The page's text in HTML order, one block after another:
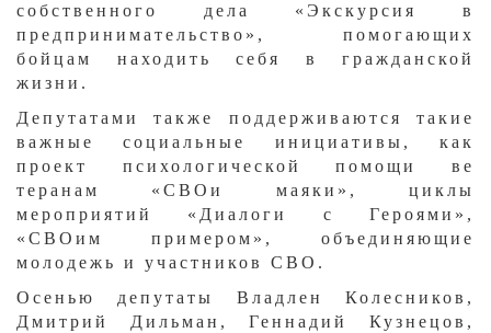
собственного дела «Экскурсия в
предпринимательство», помогающих
бойцам находить себя в гражданской
жизни.
Депутатами также поддерживаются такие
важные социальные инициативы, как
проект психологической помощи ве
теранам «СВОи маяки», циклы
мероприятий «Диалоги с Героями»,
«СВОим примером», объединяющие
молодежь и участников СВО.
Осенью депутаты Владлен Колесников,
Дмитрий Дильман, Геннадий Кузнецов,